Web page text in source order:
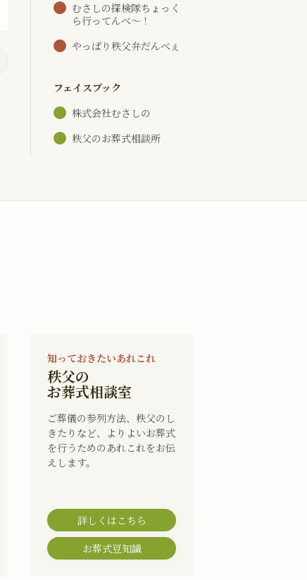
むさしの探検隊ちょっく
ら行ってんべ～！
やっぱり秩父弁だんべぇ
フェイスブック
株式会社むさしの
秩父のお葬式相談所
知っておきたいあれこれ
秩父の
お葬式相談室
ご葬儀の参列方法、秩父のし
きたりなど、よりよいお葬式
を行うためのあれこれをお伝
えします。
詳しくはこちら
お葬式豆知識